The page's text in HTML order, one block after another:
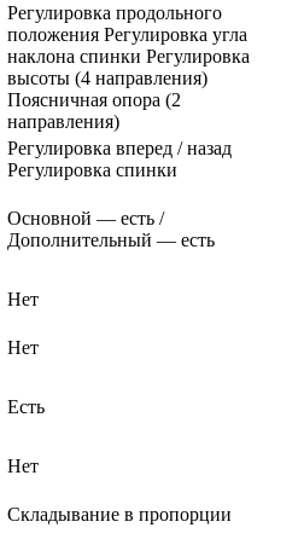
Регулировка продольного
положения Регулировка угла
наклона спинки Регулировка
высоты (4 направления)
Поясничная опора (2
направления)
Регулировка вперед / назад
Регулировка спинки
Основной — есть /
Дополнительный — есть
Нет
Нет
Есть
Нет
Складывание в пропорции